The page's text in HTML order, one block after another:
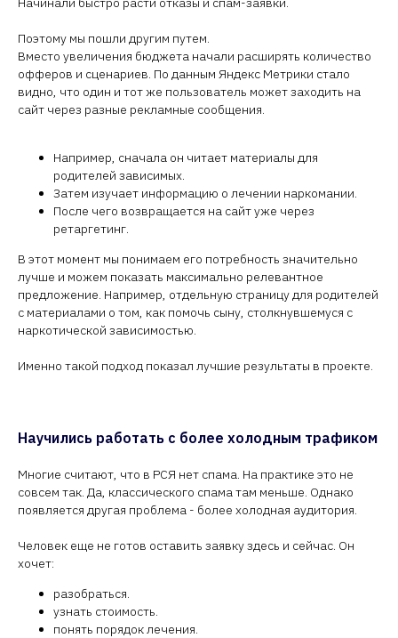
Поэтому мы пошли другим путем.
Вместо увеличения бюджета начали расширять количество
офферов и сценариев. По данным Яндекс Метрики стало
видно, что один и тот же пользователь может заходить на
сайт через разные рекламные сообщения.
Например, сначала он читает материалы для
родителей зависимых.
Затем изучает информацию о лечении наркомании.
После чего возвращается на сайт уже через
ретаргетинг.
В этот момент мы понимаем его потребность значительно
лучше и можем показать максимально релевантное
предложение. Например, отдельную страницу для родителей
с материалами о том, как помочь сыну, столкнувшемуся с
наркотической зависимостью.
Именно такой подход показал лучшие результаты в проекте.
Научились работать с более холодным трафиком
Многие считают, что в РСЯ нет спама. На практике это не
совсем так. Да, классического спама там меньше. Однако
появляется другая проблема - более холодная аудитория.
Человек еще не готов оставить заявку здесь и сейчас. Он
хочет:
разобраться.
узнать стоимость.
понять порядок лечения.